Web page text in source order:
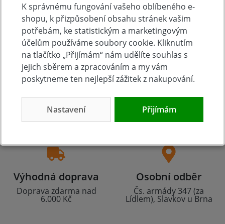
Tradice
23 let na trhu
Zboží skladem
Zázemí kamenné
prodejny
Výhodná doprava
Doprava zdarma nad
6.000 Kč
Osobní odběr
Čs. armády 347 (za
Lídlem), Slavkov u Brna
K správnému fungování vašeho oblíbeného e-
shopu, k přizpůsobení obsahu stránek vašim
potřebám, ke statistickým a marketingovým
účelům používáme soubory cookie. Kliknutím
na tlačítko „Přijímám“ nám udělíte souhlas s
jejich sběrem a zpracováním a my vám
poskytneme ten nejlepší zážitek z nakupování.
Nastavení Přijímám